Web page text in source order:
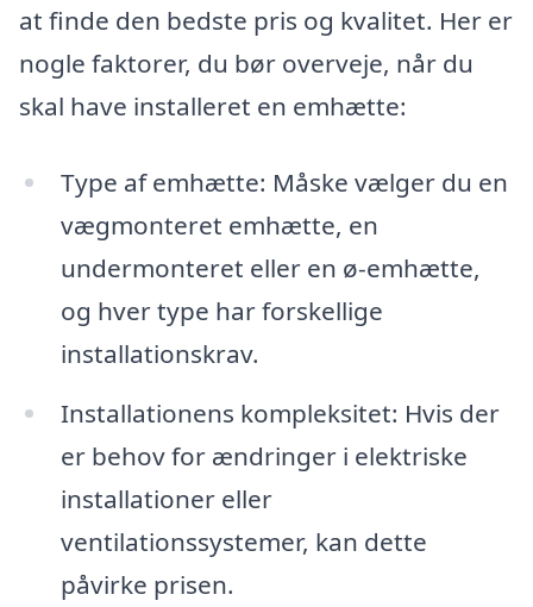
at finde den bedste pris og kvalitet. Her er
nogle faktorer, du bør overveje, når du
skal have installeret en emhætte:
Type af emhætte: Måske vælger du en
vægmonteret emhætte, en
undermonteret eller en ø-emhætte,
og hver type har forskellige
installationskrav.
Installationens kompleksitet: Hvis der
er behov for ændringer i elektriske
installationer eller
ventilationssystemer, kan dette
påvirke prisen.